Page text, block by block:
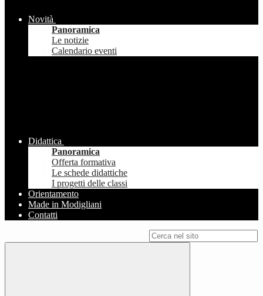
Novità
Panoramica
Le notizie
Calendario eventi
Didattica
Panoramica
Offerta formativa
Le schede didattiche
I progetti delle classi
Orientamento
Made in Modigliani
Contatti